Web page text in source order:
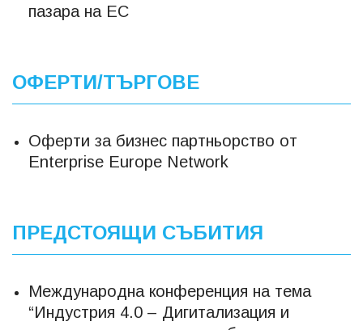
пазара на ЕС
ОФЕРТИ/ТЪРГОВЕ
Оферти за бизнес партньорство от
Еnterprise Europe Network
ПРЕДСТОЯЩИ СЪБИТИЯ
Международна конференция на тема
“Индустрия 4.0 – Дигитализация и